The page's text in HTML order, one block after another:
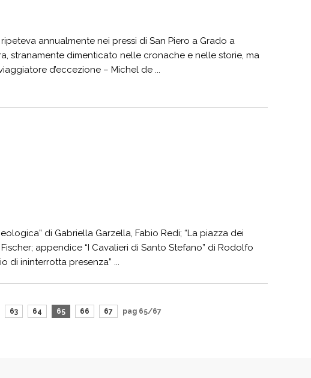
annualmente nei pressi di San Piero a Grado a
stranamente dimenticato nelle cronache e nelle storie, ma
d’eccezione – Michel de ...
di Gabriella Garzella, Fabio Redi; “La piazza dei
appendice “I Cavalieri di Santo Stefano” di Rodolfo
di ininterrotta presenza” ...
63 64 65 66 67 pag 65/67